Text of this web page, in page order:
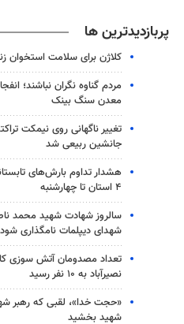
پربازدیدترین ها
کلاژن برای سلامت استخوان
مردم گناوه نگران نباشند؛
معدن سنگ بینک
تغییر ناگهانی روی نیمکت
جانشین ربیعی شد
هشدار تداوم بارش‌های
۴ استان تا چهارشنبه
سالروز شهادت شهید محمد
شهدای دیپلمات نامگذاری شود
تعداد مصدومان آتش سوزی
نصیرآباد به ۱۰ نفر رسید
«حجت خدا»، لقبی که رهبر
شهید بخشید